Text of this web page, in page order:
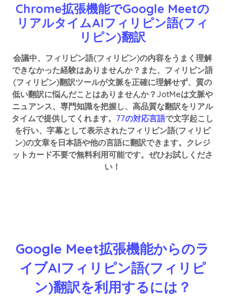
Chrome拡張機能でGoogle Meetの
リアルタイムAIフィリピン語(フィ
リピン)翻訳
会議中、フィリピン語(フィリピン)の内容をうまく理解
できなかった経験はありませんか？また、フィリピン語
(フィリピン)翻訳ツールが文脈を正確に理解せず、質の
低い翻訳に悩んだことはありませんか？JotMeは文脈や
ニュアンス、専門知識を把握し、高品質な翻訳をリアル
タイムで提供してくれます。 77の対応言語で文字起こし
を行い、字幕として表示されたフィリピン語(フィリピ
ン)の文章を日本語や他の言語に翻訳できます。クレジ
ットカード不要で無料利用可能です。ぜひお試しくださ
い！
Google Meet拡張機能からのラ
イブAIフィリピン語(フィリピ
ン)翻訳を利用するには？